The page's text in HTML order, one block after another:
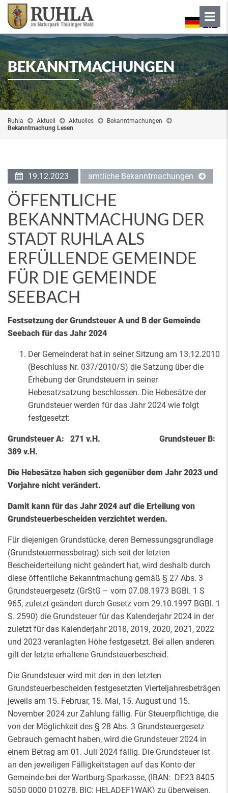
BEKANNTMACHUNGEN
Ruhla Aktuell Aktuelles
Bekanntmachungen
Bekanntmachung Lesen
19.12.2023 amtliche Bekanntmachungen
ÖFFENTLICHE
BEKANNTMACHUNG DER
STADT RUHLA ALS
ERFÜLLENDE GEMEINDE
FÜR DIE GEMEINDE
SEEBACH
Festsetzung der Grundsteuer A und B der Gemeinde
Seebach für das Jahr 2024
Der Gemeinderat hat in seiner Sitzung am 13.12.2010
(Beschluss Nr. 037/2010/S) die Satzung über die
Erhebung der Grundsteuern in seiner
Hebesatzsatzung beschlossen. Die Hebesätze der
Grundsteuer werden für das Jahr 2024 wie folgt
festgesetzt:
Grundsteuer A: 271 v.H. Grundsteuer B:
389 v.H.
Die Hebesätze haben sich gegenüber dem Jahr 2023 und
Vorjahre nicht verändert.
Damit kann für das Jahr 2024 auf die Erteilung von
Grundsteuerbescheiden verzichtet werden.
Für diejenigen Grundstücke, deren Bemessungsgrundlage
(Grundsteuermessbetrag) sich seit der letzten
Bescheiderteilung nicht geändert hat, wird deshalb durch
diese öffentliche Bekanntmachung gemäß § 27 Abs. 3
Grundsteuergesetz (GrStG – vom 07.08.1973 BGBl. 1 S
965, zuletzt geändert durch Gesetz vom 29.10.1997 BGBl. 1
S. 2590) die Grundsteuer für das Kalenderjahr 2024 in der
zuletzt für das Kalenderjahr 2018, 2019, 2020, 2021, 2022
und 2023 veranlagten Höhe festgesetzt. Bei allen anderen
gilt der letzte erhaltene Grundsteuerbescheid.
Die Grundsteuer wird mit den in den letzten
Grundsteuerbescheiden festgesetzten Vierteljahresbeträgen
jeweils am 15. Februar, 15. Mai, 15. August und 15.
November 2024 zur Zahlung fällig. Für Steuerpflichtige, die
von der Möglichkeit des § 28 Abs. 3 Grundsteuergesetz
Gebrauch gemacht haben, wird die Grundsteuer 2024 in
einem Betrag am 01. Juli 2024 fällig. Die Grundsteuer ist
an den jeweiligen Fälligkeitstagen auf das Konto der
Gemeinde bei der Wartburg-Sparkasse, (IBAN: DE23 8405
5050 0000 010278, BIC: HELADEF1WAK) zu überweisen.